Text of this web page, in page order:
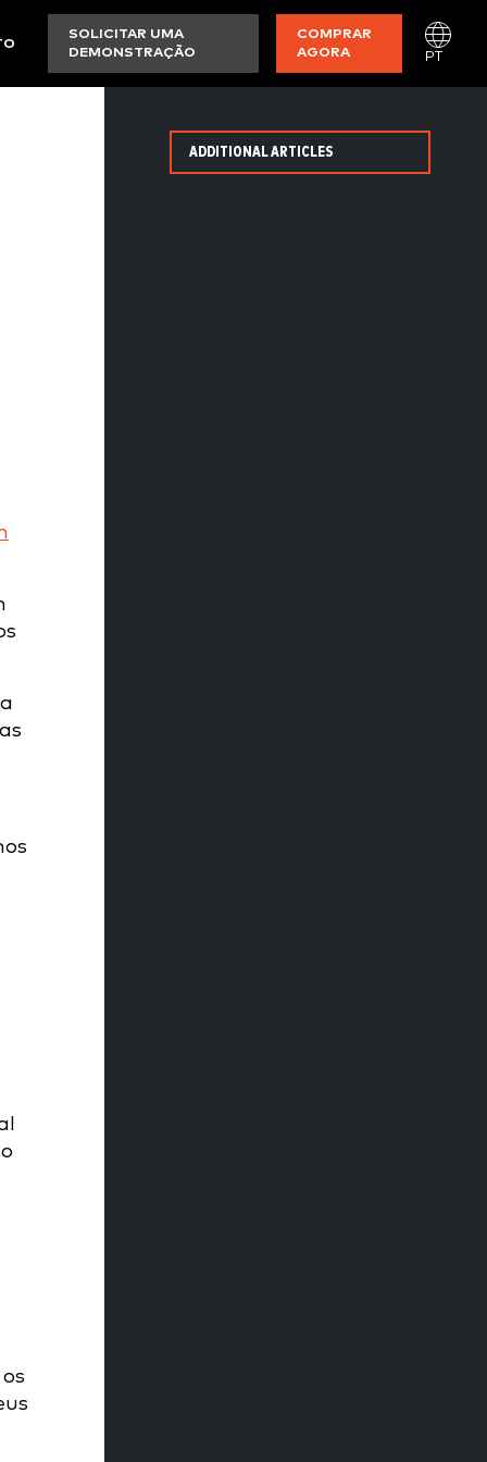
SOLICITAR UMA
DEMONSTRAÇÃO
COMPRAR
AGORA
PT
ADDITIONAL ARTICLES